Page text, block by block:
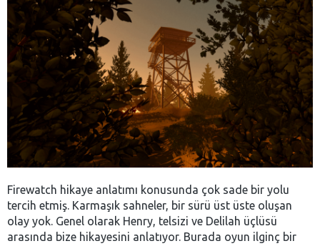
Firewatch hikaye anlatımı konusunda çok sade bir yolu
tercih etmiş. Karmaşık sahneler, bir sürü üst üste oluşan
olay yok. Genel olarak Henry, telsizi ve Delilah üçlüsü
arasında bize hikayesini anlatıyor. Burada oyun ilginç bir